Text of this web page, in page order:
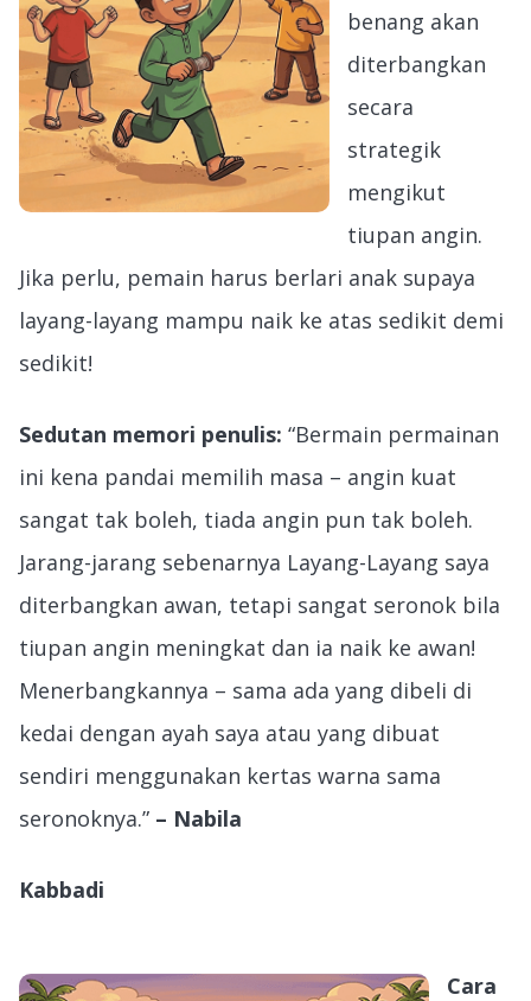
benang akan
diterbangkan
secara
strategik
mengikut
tiupan angin.
Jika perlu, pemain harus berlari anak supaya
layang-layang mampu naik ke atas sedikit demi
sedikit!
Sedutan memori penulis: “Bermain permainan
ini kena pandai memilih masa – angin kuat
sangat tak boleh, tiada angin pun tak boleh.
Jarang-jarang sebenarnya Layang-Layang saya
diterbangkan awan, tetapi sangat seronok bila
tiupan angin meningkat dan ia naik ke awan!
Menerbangkannya – sama ada yang dibeli di
kedai dengan ayah saya atau yang dibuat
sendiri menggunakan kertas warna sama
seronoknya.” – Nabila
Kabbadi
Cara